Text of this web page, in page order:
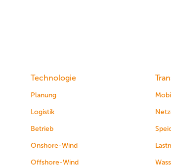
Technologie
Planung
Logistik
Betrieb
Onshore-Wind
Offshore-Wind